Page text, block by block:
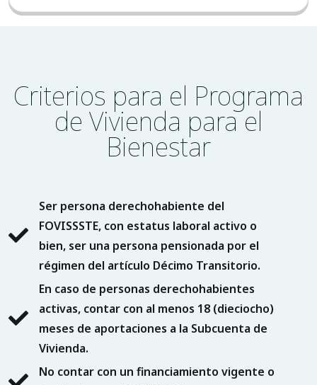
Criterios para el Programa
de Vivienda para el
Bienestar
Ser persona derechohabiente del
FOVISSSTE, con estatus laboral activo o
bien, ser una persona pensionada por el
régimen del artículo Décimo Transitorio.
En caso de personas derechohabientes
activas, contar con al menos 18 (dieciocho)
meses de aportaciones a la Subcuenta de
Vivienda.
No contar con un financiamiento vigente o